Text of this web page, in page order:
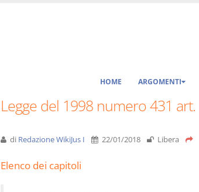
HOME ARGOMENTI
Legge del 1998 numero 431 art.
di Redazione WikiJus I 22/01/2018 Libera
Elenco dei capitoli